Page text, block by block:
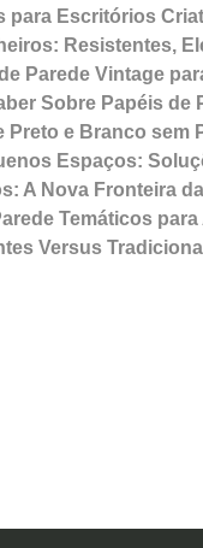
para Escritórios
Resistentes,
Parede Vintage
Sobre Papéis de
Preto e Branco sem
Espaços:
A Nova Fronteira
Temáticos
Versus